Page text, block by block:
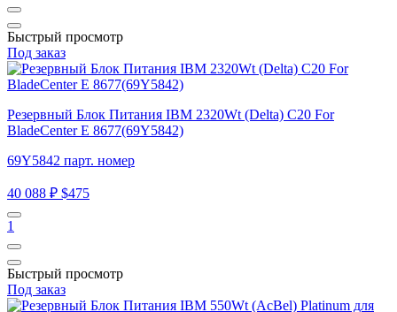
Быстрый просмотр
Под заказ
Резервный Блок Питания IBM 2320Wt (Delta) C20 For
BladeCenter E 8677(69Y5842)
69Y5842 парт. номер
40 088 ₽ $475
1
Быстрый просмотр
Под заказ